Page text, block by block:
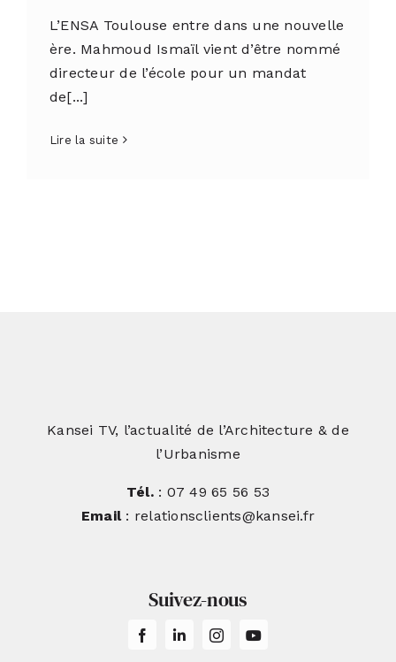
L’ENSA Toulouse entre dans une nouvelle
ère. Mahmoud Ismaïl vient d’être nommé
directeur de l’école pour un mandat
de[...]
Lire la suite
Kansei TV, l’actualité de l’Architecture & de
l’Urbanisme
Tél.: 07 49 65 56 53
Email: relationsclients@kansei.fr
Suivez-nous